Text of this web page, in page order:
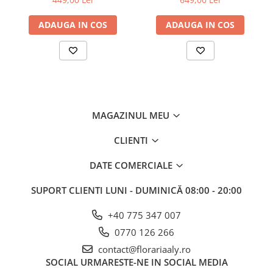
COMPOZIȚII PLANTE
COȘURI CU PLANTE
DE INTERIOR
COROANE FLORI NATURALE
COȘURI FUNERARE
JERBE FLORI NATURALE
CADOURI ȘI ACCESORII
ADAUGA IN COS ADAUGA IN COS
MAGAZINUL MEU
CLIENTI
DATE COMERCIALE
SUPORT CLIENTI LUNI - DUMINICĂ 08:00 - 20:00
+40 775 347 007
0770 126 266
contact@florariaaly.ro
SOCIAL URMARESTE-NE IN SOCIAL MEDIA